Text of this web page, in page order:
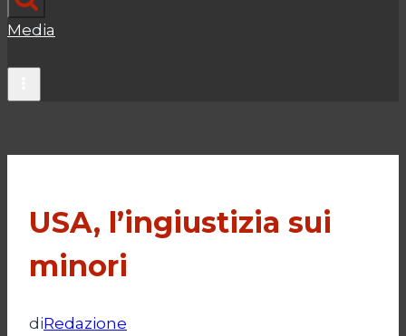
Media
USA, l’ingiustizia sui
minori
diRedazione